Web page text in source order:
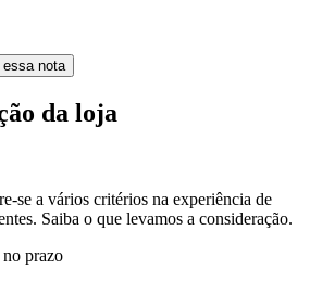
nota
da loja
se a vários critérios na experiência de
Saiba o que levamos a consideração.
no prazo